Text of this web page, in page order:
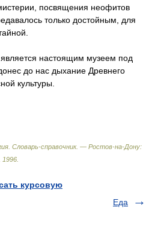
посвящения неофитов
только достойным, для
настоящим музеем под
до нас дыхание Древнего
культуры.
Словарь-справочник. — Ростов-на-Дону:
1996
курсовую
Еда